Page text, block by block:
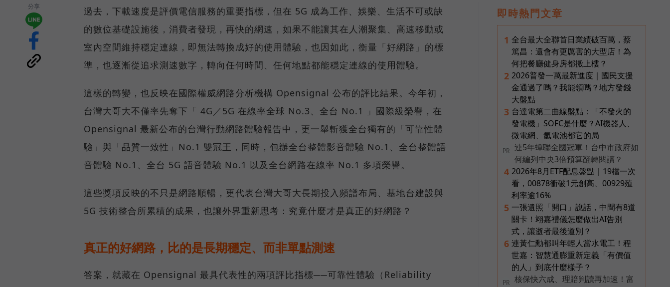
分享
過去，下載速度是評價電信服務的重要指標，但在 5G 成為工作、娛樂、生活不可或缺
的數位基礎設施後，消費者發現，再快的網速，如果不能讓其在人潮聚集、高速移動或
室內空間維持穩定連線，即無法轉換成好的使用體驗，也因如此，衡量「好網路」的標
準，也逐漸從追求測速數字，轉向任何時間、任何地點都能穩定連線的使用體驗。
這樣的轉變，也反映在國際權威網路分析機構 Opensignal 公布的評比結果。今年初，
台灣大哥大不僅率先奪下「 4G／5G 在線率全球 No.3、全台 No.1 」國際級榮譽，在
Opensignal 最新公布的台灣行動網路體驗報告中，更一舉斬獲全台獨有的「可靠性體
驗」與「品質一致性」No.1 雙冠王，同時，包辦全台整體影音體驗 No.1、全台整體語
音體驗 No.1、全台 5G 語音體驗 No.1 以及全台網路在線率 No.1 多項榮譽。
這些獎項反映的不只是網路順暢，更代表台灣大哥大長期投入頻譜布局、基地台建設與
5G 技術整合所累積的成果，也讓外界重新思考：究竟什麼才是真正的好網路？
真正的好網路，比的是長期穩定、而非單點測速
答案，就藏在 Opensignal 最具代表性的兩項評比指標──可靠性體驗（Reliability
即時熱門文章
1 全台最大全聯首日業績破百萬，蔡
篤昌：還會有更厲害的大型店！為
何把餐廳健身房都搬上樓？
2 2026普發一萬最新進度｜國民支援
金通過了嗎？我能領嗎？地方發錢
大盤點
3 台達電第二曲線盤點：「不發火的
發電機」SOFC是什麼？AI機器人、
微電網、氫電池都它的局
PR
連5年蟬聯全國冠軍！台中市政府如
何編列中央3倍預算翻轉閱讀？
4 2026年8月ETF配息盤點｜19檔一次
看，00878衝破1元創高、00929殖
利率逾16%
5 一張遺照「開口」說話，中間有8道
關卡！翊嘉禮儀怎麼做出AI告別
式，讓逝者最後道別？
6 連黃仁勳都叫年輕人當水電工！程
世嘉：智慧通膨重新定義「有價值
的人」到底什麼樣子？
PR
核保快六成、理賠判讀再加速！富